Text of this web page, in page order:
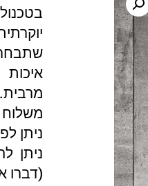
מרבית.
משלוח עד 14 ימי עסקים (איסוף
ניתן
ניתן
(דברו